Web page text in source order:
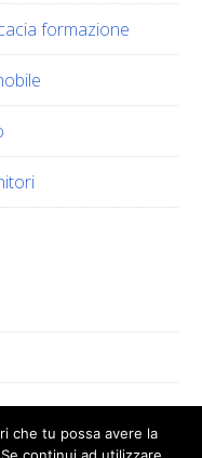
formazione​​
che tu possa avere la